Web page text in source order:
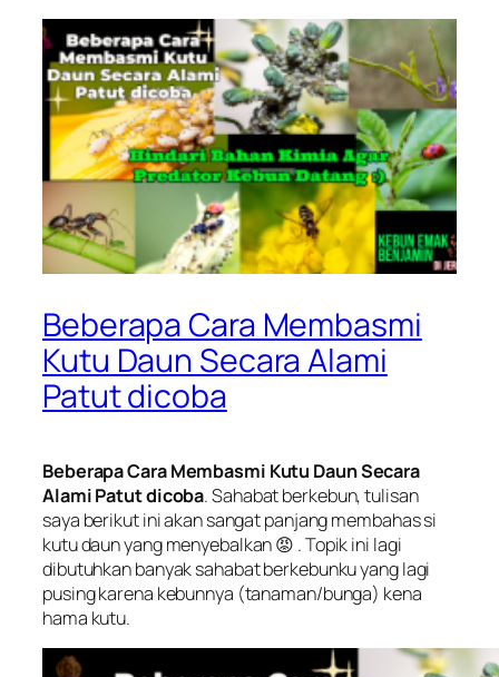
Beberapa Cara Membasmi
Kutu Daun Secara Alami
Patut dicoba
Beberapa Cara Membasmi Kutu Daun Secara
Alami Patut dicoba. Sahabat berkebun, tulisan
saya berikut ini akan sangat panjang membahas si
kutu daun yang menyebalkan 😡 . Topik ini lagi
dibutuhkan banyak sahabat berkebunku yang lagi
pusing karena kebunnya (tanaman/bunga) kena
hama kutu.